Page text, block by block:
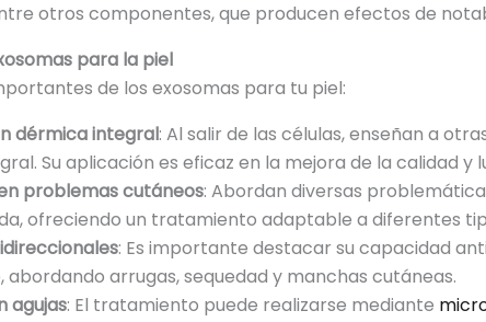
otros componentes, que producen efectos de
para la piel
de los exosomas para tu piel:
dérmica integral: Al salir de las células, enseñan a
Su aplicación es eficaz en la mejora de la calidad y
problemas cutáneos: Abordan diversas
ofreciendo un tratamiento adaptable a diferentes
: Es importante destacar su capacidad
abordando arrugas, sequedad y manchas cutáneas.
agujas: El tratamiento puede realizarse mediante